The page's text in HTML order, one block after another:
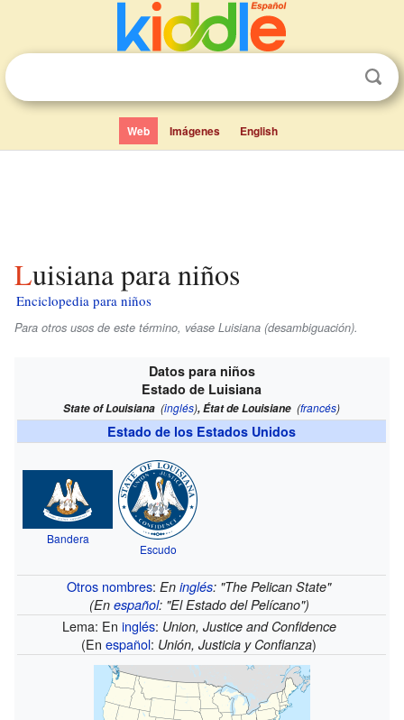
Web Imágenes English
Luisiana para niños
Enciclopedia para niños
Para otros usos de este término, véase Luisiana (desambiguación).
Datos para niños
Estado de Luisiana
State of Louisiana(inglés), État de Louisiane(francés)
Estado de los Estados Unidos
Bandera
Escudo
Otros nombres:Eninglés: "The Pelican State"
(En español: "El Estado del Pelícano")
Lema: En inglés: Union, Justice and Confidence
(Enespañol: Unión, Justicia y Confianza)